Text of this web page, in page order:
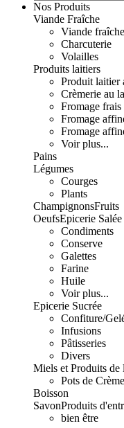
Nos Produits
Viande Fraîche
Viande
Charcuterie
Volailles
Produits laitiers
Produit laitier
Crèmerie au
Fromage
Fromage
Fromage
Voir plus...
Pains
Légumes
Courges
Plants
ChampignonsFruits
OeufsEpicerie Salée
Condiments
Conserve
Galettes
Farine
Huile
Voir plus...
Epicerie Sucrée
Confiture/
Infusions
Pâtisseries
Divers
Miels et Produits de
Pots de
Boisson
SavonProduits
bien être